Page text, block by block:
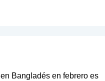
Bangladés en febrero es